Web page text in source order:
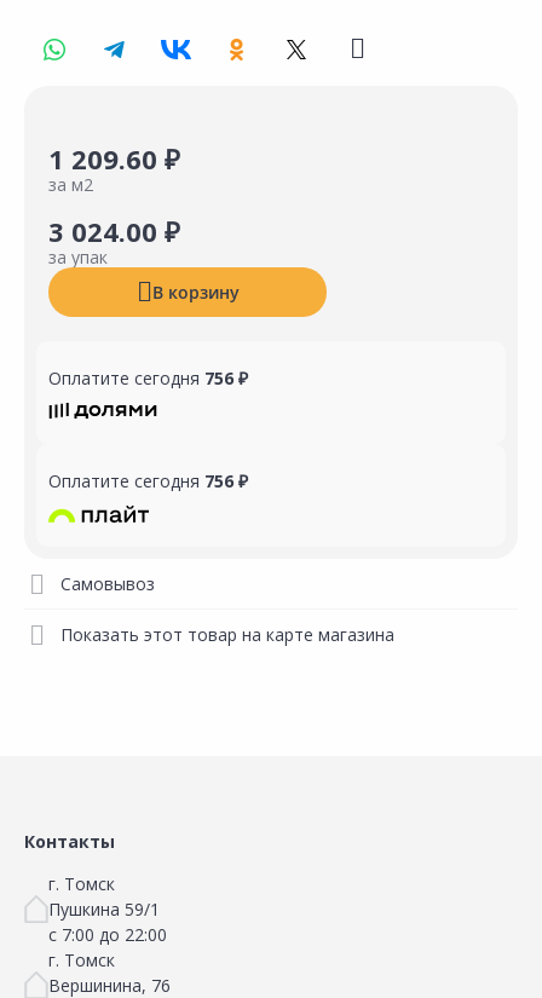
1 209.60 ₽
за м2
3 024.00 ₽
за упак
В корзину
Оплатите сегодня 756 ₽
Оплатите сегодня 756 ₽
Самовывоз
Показать этот товар на карте магазина
Контакты
г. Томск
Пушкина 59/1
с 7:00 до 22:00
г. Томск
Вершинина, 76